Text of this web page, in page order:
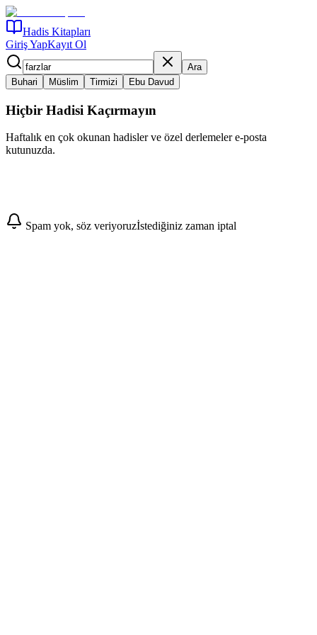
Hadis Kitapları
Giriş YapKayıt Ol
Ara
Buhari
Müslim Tirmizi Ebu Davud
Hiçbir Hadisi Kaçırmayın
Haftalık en çok okunan hadisler ve özel derlemeler e-posta
kutunuzda.
Abone Ol
Spam yok, söz veriyoruzİstediğiniz zaman iptal